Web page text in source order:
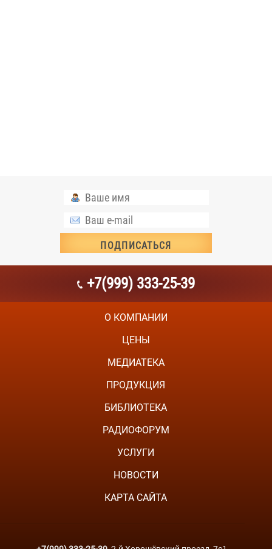
+7(999) 333-25-39
О КОМПАНИИ
ЦЕНЫ
МЕДИАТЕКА
ПРОДУКЦИЯ
БИБЛИОТЕКА
РАДИОФОРУМ
УСЛУГИ
НОВОСТИ
КАРТА САЙТА